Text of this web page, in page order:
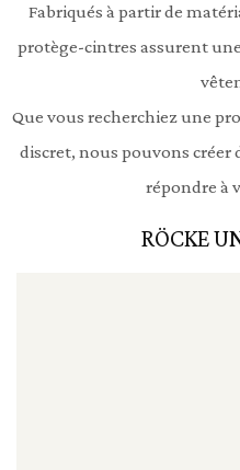
Fabriqués à partir de
protège-cintres assurent
Que vous recherchiez une
discret, nous pouvons
répondre à
RÖCKE